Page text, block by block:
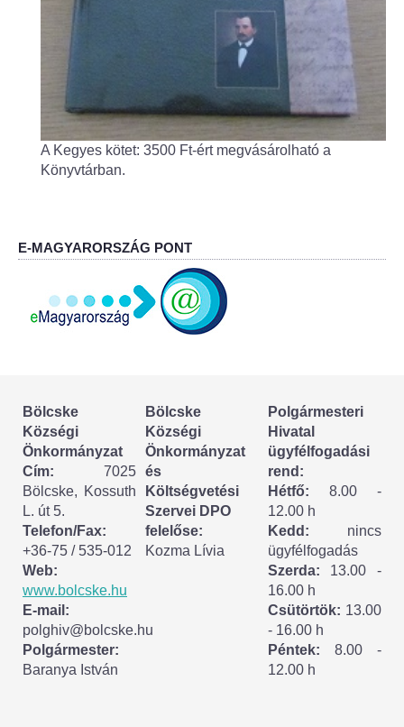
Központi orvosi ügyelet
Alapszolgáltatási Központ
Kultúra
IKSZT - Integrált Közösségi és Szolgáltató Tér
Könyvtár
Rákóczi Mozi
ESEMÉNYEK
TESTVÉRTELEPÜLÉSÜNK:
CSÍKSZÉPVÍZ
VÁLASZTÁSI INFORMÁCIÓK
Választási szervek
Választási ügyintézés
2024. évi általános választások
A Kegyes kötet: 3500 Ft-ért megvásárolható a
Könyvtárban.
E-MAGYARORSZÁG PONT
Bölcske
Községi
Önkormányzat
Cím: 7025
Bölcske, Kossuth
L. út 5.
Telefon/Fax:
+36-75 / 535-012
Web:
www.bolcske.hu
E-mail:
polghiv@bolcske.hu
Polgármester:
Baranya István
Bölcske
Községi
Önkormányzat
és
Költségvetési
Szervei DPO
felelőse:
Kozma Lívia
Polgármesteri
Hivatal
ügyfélfogadási
rend:
Hétfő: 8.00 -
12.00 h
Kedd: nincs
ügyfélfogadás
Szerda: 13.00 -
16.00 h
Csütörtök: 13.00
- 16.00 h
Péntek: 8.00 -
12.00 h